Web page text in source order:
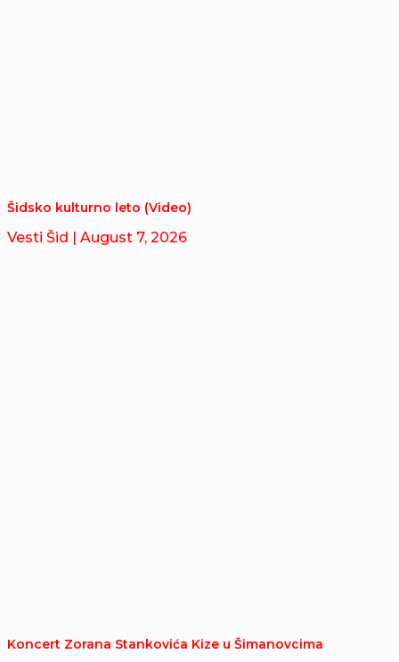
Šidsko kulturno leto (Video)
Vesti Šid | August 7, 2026
Koncert Zorana Stankovića Kize u Šimanovcima